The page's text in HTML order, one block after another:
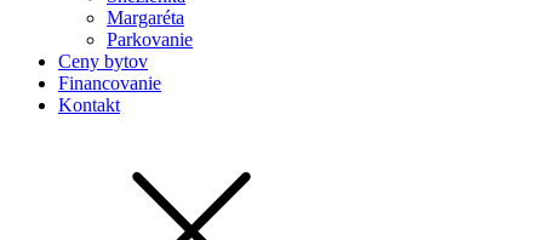
Margaréta
Parkovanie
Ceny bytov
Financovanie
Kontakt